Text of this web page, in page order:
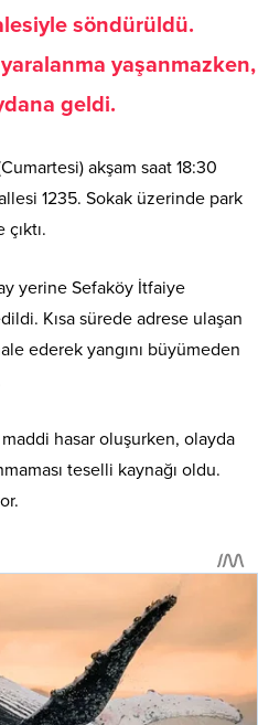
söndürüldü.
yaşanmazken,
geldi.
akşam saat 18:30
1235. Sokak üzerinde park
yerine Sefaköy İtfaiye
Kısa sürede adrese ulaşan
ederek yangını büyümeden
hasar oluşurken, olayda
teselli kaynağı oldu.